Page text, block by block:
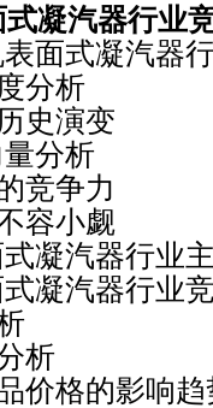
凝汽器行业
面式凝汽器
析
演变
分析
争力
小觑
汽器行业
凝汽器行业
析
格的影响趋